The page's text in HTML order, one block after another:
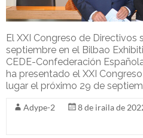
El XXI Congreso de Directivos
septiembre en el Bilbao
CEDE-Confederación
ha presentado el XXI
lugar el próximo 29 de
Adype-2 8 de iraila de